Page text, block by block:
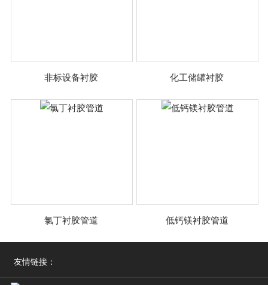
非标设备衬胶 化工储罐衬胶
氯丁衬胶管道 低钙镁衬胶管道
友情链接：